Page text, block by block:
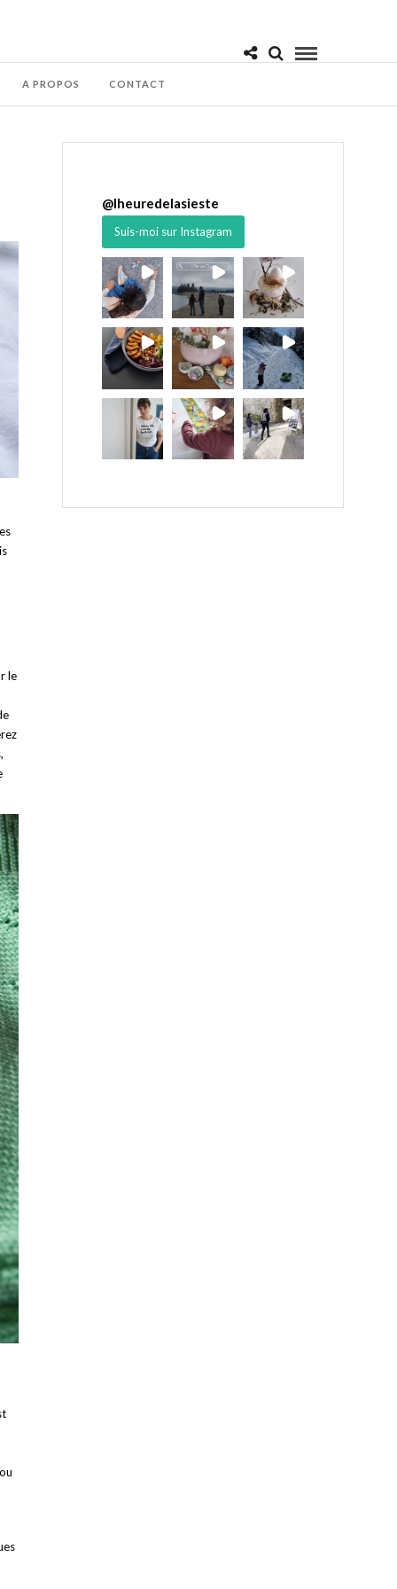
A PROPOS CONTACT
le
@lheuredelasieste
Suis-moi sur Instagram